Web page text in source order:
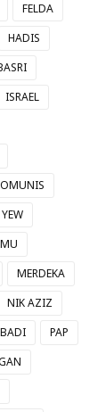
FELDA
HADIS
ISRAEL
MERDEKA
NIK AZIZ
PAP